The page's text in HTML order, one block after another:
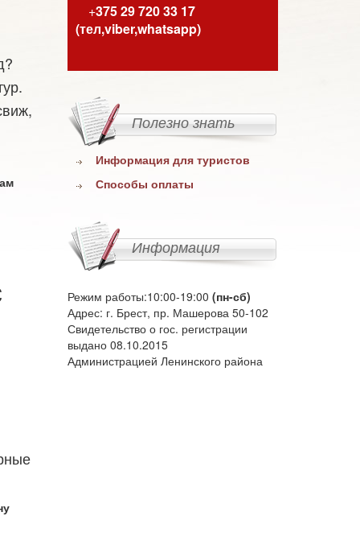
+375 29 720 33 17
(тел,viber,whatsapp)
Полезно знать
Информация для туристов
Способы оплаты
Информация
Режим работы:10:00-19:00 (пн-сб)
Адрес: г. Брест, пр. Машерова 50-102
Свидетельство о гос. регистрации
выдано 08.10.2015
Администрацией Ленинского района